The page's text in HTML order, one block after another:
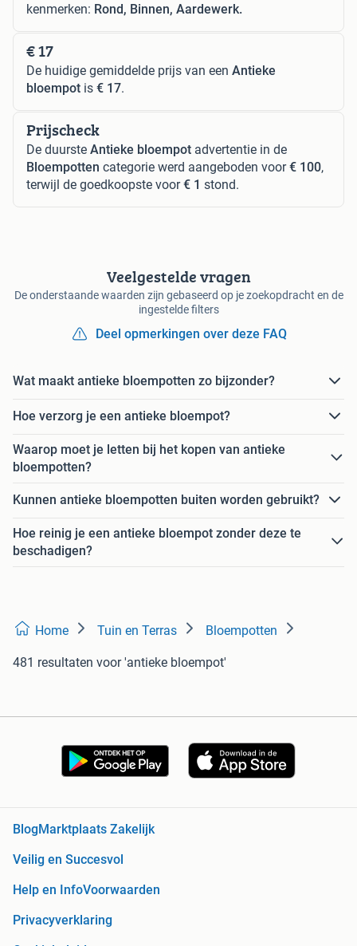
kenmerken: Rond, Binnen, Aardewerk.
€ 17
De huidige gemiddelde prijs van een Antieke
bloempot is € 17.
Prijscheck
De duurste Antieke bloempot advertentie in de
Bloempotten categorie werd aangeboden voor€ 100,
terwijl de goedkoopste voor€ 1 stond.
Veelgestelde vragen
De onderstaande waarden zijn gebaseerd op je zoekopdracht en de
ingestelde filters
Deel opmerkingen over deze FAQ
Wat maakt antieke bloempotten zo bijzonder?
Hoe verzorg je een antieke bloempot?
Waarop moet je letten bij het kopen van antieke
bloempotten?
Kunnen antieke bloempotten buiten worden gebruikt?
Hoe reinig je een antieke bloempot zonder deze te
beschadigen?
Home Tuin en Terras Bloempotten
481 resultaten voor 'antieke bloempot'
BlogMarktplaats Zakelijk
Veilig en Succesvol
Help en InfoVoorwaarden
Privacyverklaring